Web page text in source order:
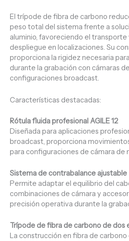
El trípode de fibra de carbono
peso total del sistema frente a
aluminio, favoreciendo el transporte
despliegue en localizaciones. Su
proporciona la rigidez necesaria
durante la grabación con cámaras
configuraciones broadcast.
Características destacadas:
Rótula fluida profesional AGILE 12
Diseñada para aplicaciones
broadcast, proporciona
para configuraciones de cámara de
Sistema de contrabalance ajustable
Permite adaptar el equilibrio del
combinaciones de cámara y
precisión operativa durante la
Trípode de fibra de carbono de dos
La construcción en fibra de